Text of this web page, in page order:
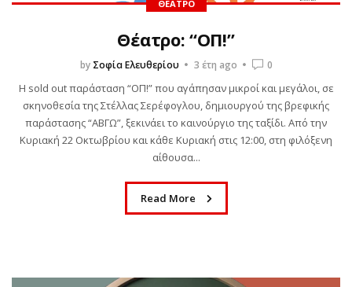
ΘΈΑΤΡΟ
Θέατρο: “ΟΠ!”
by Σοφία Ελευθερίου 3 έτη ago 0
Η sold out παράσταση “ΟΠ!” που αγάπησαν μικροί και μεγάλοι, σε
σκηνοθεσία της Στέλλας Σερέφογλου, δημιουργού της βρεφικής
παράστασης “ΑΒΓΩ”, ξεκινάει το καινούργιο της ταξίδι. Από την
Κυριακή 22 Οκτωβρίου και κάθε Κυριακή στις 12:00, στη φιλόξενη
αίθουσα...
Read More